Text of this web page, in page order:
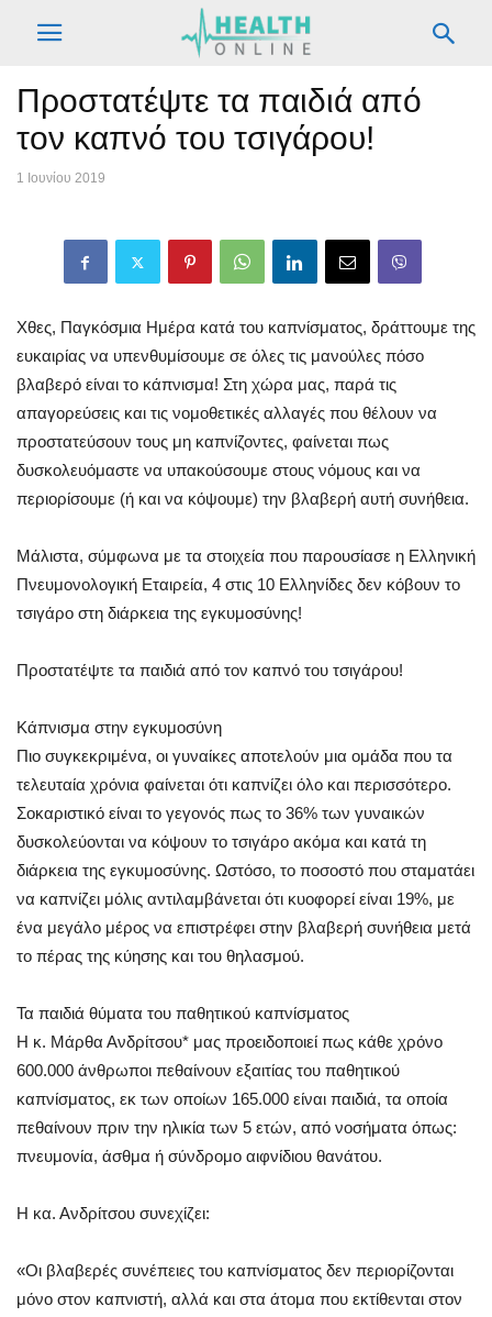
Προστατέψτε τα παιδιά από
τον καπνό του τσιγάρου!
1 Ιουνίου 2019
Χθες, Παγκόσμια Ημέρα κατά του καπνίσματος, δράττουμε της
ευκαιρίας να υπενθυμίσουμε σε όλες τις μανούλες πόσο
βλαβερό είναι το κάπνισμα! Στη χώρα μας, παρά τις
απαγορεύσεις και τις νομοθετικές αλλαγές που θέλουν να
προστατεύσουν τους μη καπνίζοντες, φαίνεται πως
δυσκολευόμαστε να υπακούσουμε στους νόμους και να
περιορίσουμε (ή και να κόψουμε) την βλαβερή αυτή συνήθεια.
Μάλιστα, σύμφωνα με τα στοιχεία που παρουσίασε η Ελληνική
Πνευμονολογική Εταιρεία, 4 στις 10 Ελληνίδες δεν κόβουν το
τσιγάρο στη διάρκεια της εγκυμοσύνης!
Προστατέψτε τα παιδιά από τον καπνό του τσιγάρου!
Κάπνισμα στην εγκυμοσύνη
Πιο συγκεκριμένα, οι γυναίκες αποτελούν μια ομάδα που τα
τελευταία χρόνια φαίνεται ότι καπνίζει όλο και περισσότερο.
Σοκαριστικό είναι το γεγονός πως το 36% των γυναικών
δυσκολεύονται να κόψουν το τσιγάρο ακόμα και κατά τη
διάρκεια της εγκυμοσύνης. Ωστόσο, το ποσοστό που σταματάει
να καπνίζει μόλις αντιλαμβάνεται ότι κυοφορεί είναι 19%, με
ένα μεγάλο μέρος να επιστρέφει στην βλαβερή συνήθεια μετά
το πέρας της κύησης και του θηλασμού.
Τα παιδιά θύματα του παθητικού καπνίσματος
Η κ. Μάρθα Ανδρίτσου* μας προειδοποιεί πως κάθε χρόνο
600.000 άνθρωποι πεθαίνουν εξαιτίας του παθητικού
καπνίσματος, εκ των οποίων 165.000 είναι παιδιά, τα οποία
πεθαίνουν πριν την ηλικία των 5 ετών, από νοσήματα όπως:
πνευμονία, άσθμα ή σύνδρομο αιφνίδιου θανάτου.
Η κα. Ανδρίτσου συνεχίζει:
«Οι βλαβερές συνέπειες του καπνίσματος δεν περιορίζονται
μόνο στον καπνιστή, αλλά και στα άτομα που εκτίθενται στον